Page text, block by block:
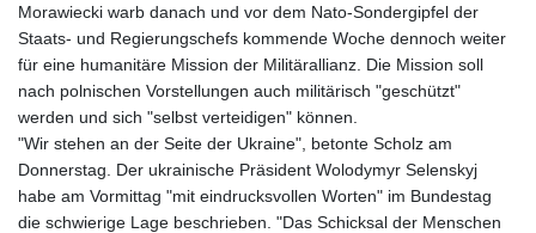
Morawiecki warb danach und vor dem Nato-Sondergipfel der
Staats- und Regierungschefs kommende Woche dennoch weiter
für eine humanitäre Mission der Militärallianz. Die Mission soll
nach polnischen Vorstellungen auch militärisch "geschützt"
werden und sich "selbst verteidigen" können.
"Wir stehen an der Seite der Ukraine", betonte Scholz am
Donnerstag. Der ukrainische Präsident Wolodymyr Selenskyj
habe am Vormittag "mit eindrucksvollen Worten" im Bundestag
die schwierige Lage beschrieben. "Das Schicksal der Menschen